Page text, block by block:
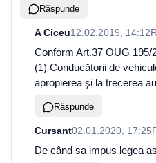
Răspunde
A Ciceu12.02.2019, 14:12
Conform Art.37 OUG 195/
(1) Conducătorii de
apropierea şi la trecerea
Răspunde
Cursant02.01.2020, 17:25
De când sa impus legea